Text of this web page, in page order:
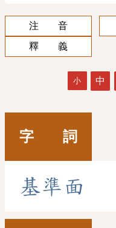
注 音
釋 義
小 中
字 詞
基準 面